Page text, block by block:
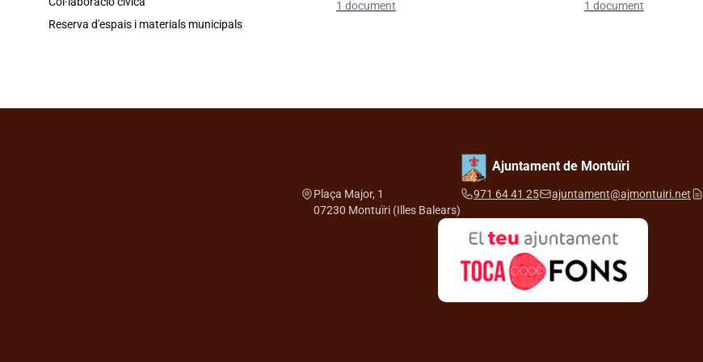
Reserva d'espais i materials municipals
1 document 1 document
Ajuntament de Montuïri
Plaça Major, 1
07230 Montuïri (Illes Balears)
971 64 41 25 ajuntament@ajmontuiri.net